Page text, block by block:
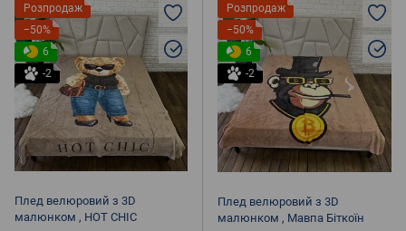
Розпродаж
−50%
6
-2
Плед велюровий з 3D
малюнком , HOT CHIC
Розпродаж
−50%
6
-2
Плед велюровий з 3D
малюнком , Мавпа Біткоїн